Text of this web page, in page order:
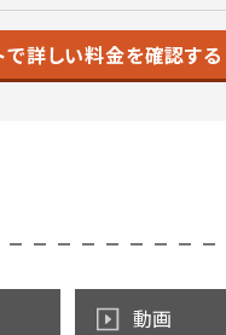
で詳しい料金を確認する
動画